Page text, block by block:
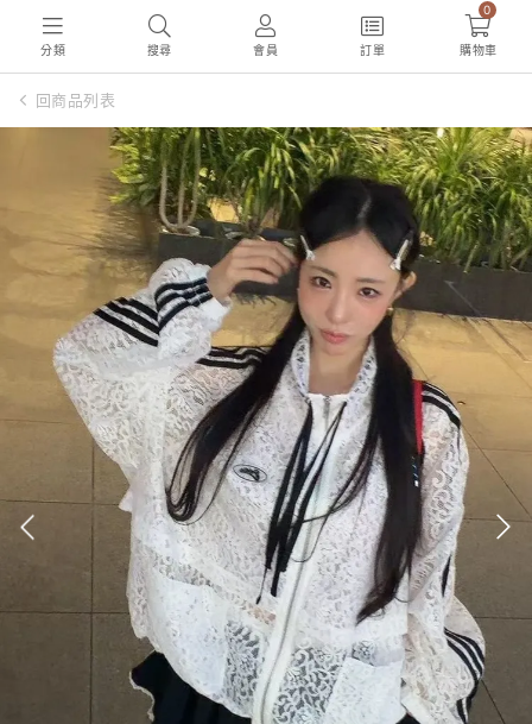
分類 搜尋 會員 訂單
0
購物車
回商品列表